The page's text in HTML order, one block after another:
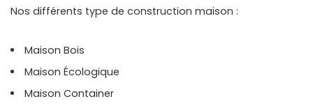
Nos différents type de construction maison :
Maison Bois
Maison Écologique
Maison Container